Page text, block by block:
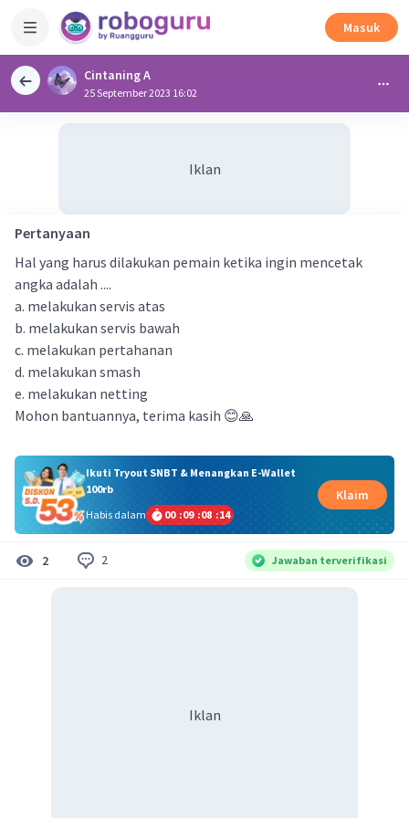
Masuk
Cintaning A
25 September 2023 16:02
Iklan
Pertanyaan
Hal yang harus dilakukan pemain ketika ingin mencetak
angka adalah ....
a. melakukan servis atas
b. melakukan servis bawah
c. melakukan pertahanan
d. melakukan smash
e. melakukan netting
Mohon bantuannya, terima kasih 😊🙏
Ikuti Tryout SNBT & Menangkan E-Wallet
100rb
Habis dalam
00 :09 :08 :13
Klaim
2 2 Jawaban terverifikasi
Iklan